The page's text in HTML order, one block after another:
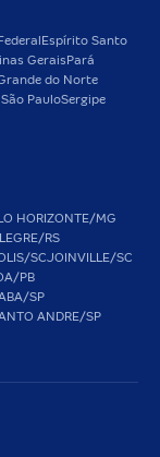
Espírito Santo
Gerais Pará
do Norte
São PauloSergipe
HORIZONTE/MG
RS
SCJOINVILLE/SC
PB
SP
ANDRE/SP